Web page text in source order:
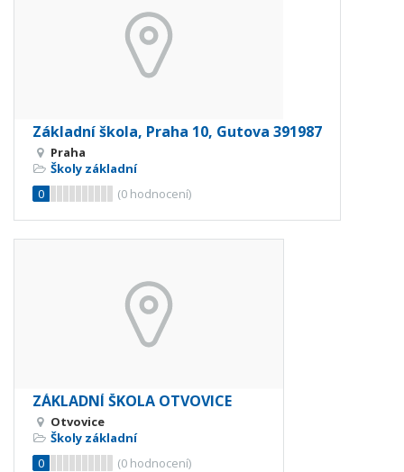
Základní škola, Praha 10, Gutova 391987
Praha
Školy základní
0
(0 hodnocení)
ZÁKLADNÍ ŠKOLA OTVOVICE
Otvovice
Školy základní
0
(0 hodnocení)